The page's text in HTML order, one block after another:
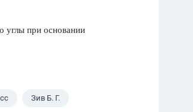
углы при основании
Зив Б. Г.